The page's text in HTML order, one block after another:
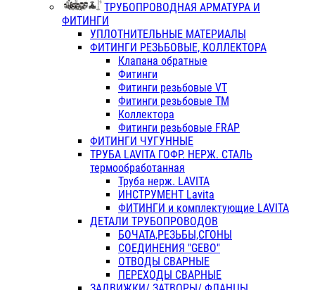
ТРУБОПРОВОДНАЯ АРМАТУРА И
ФИТИНГИ
УПЛОТНИТЕЛЬНЫЕ МАТЕРИАЛЫ
ФИТИНГИ РЕЗЬБОВЫЕ, КОЛЛЕКТОРА
Клапана обратные
Фитинги
Фитинги резьбовые VT
Фитинги резьбовые ТМ
Коллектора
Фитинги резьбовые FRAP
ФИТИНГИ ЧУГУННЫЕ
ТРУБА LAVITA ГОФР. НЕРЖ. СТАЛЬ
термообработанная
Труба нерж. LAVITA
ИНСТРУМЕНТ Lavita
ФИТИНГИ и комплектующие LAVITA
ДЕТАЛИ ТРУБОПРОВОДОВ
БОЧАТА,РЕЗЬБЫ,СГОНЫ
СОЕДИНЕНИЯ "GEBO"
ОТВОДЫ СВАРНЫЕ
ПЕРЕХОДЫ СВАРНЫЕ